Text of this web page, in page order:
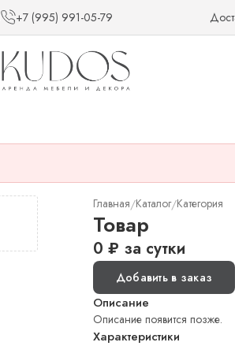
+7 (995) 991-05-79
Главная/Каталог/Категория
Товар
0 ₽ за сутки
Добавить в заказ
Описание
Описание появится позже.
Характеристики